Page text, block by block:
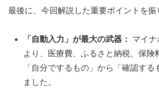
最後に、今回解説した重要ポイントを振
「自動入力」が最大の武器：
マイナ
より、医療費、ふるさと納税、保険
「自分でするもの」から「確認する
ました。